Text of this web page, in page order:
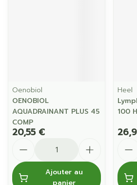
Oenobiol
OENOBIOL
AQUADRAINANT PLUS 45
COMP
20,55 €
Ajouter au
panier
Heel
100